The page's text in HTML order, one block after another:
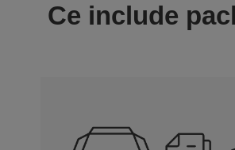
Ce include